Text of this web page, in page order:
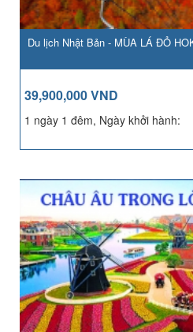
Du lịch Nhật Bản - MÙA LÁ ĐỎ
39,900,000 VND
1 ngày 1 đêm, Ngày khởi hành: